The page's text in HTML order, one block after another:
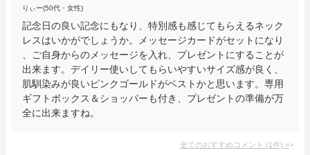
りぃー(50代・女性)
記念日の良い記念にもなり、特別感も感じてもらえるネック
レスはいかがでしょうか。メッセージカードがセットになり
、ご自身からのメッセージを入れ、プレゼントにすることが
出来ます。デイリー使いしてもらいやすいサイズ感が良く、
肌馴染みが良いピンクゴールドがベストかと思います。専用
ギフトボックス＆ショッパーも付き、プレゼントの準備が万
全に出来ますね。
全てのおすすめコメント (1件) >